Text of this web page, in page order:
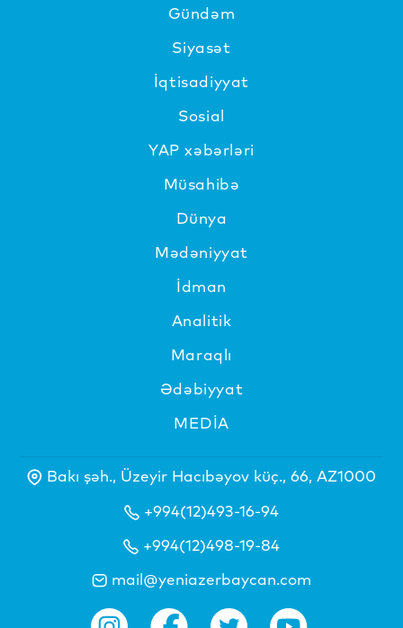
Gündəm
Siyasət
İqtisadiyyat
Sosial
YAP xəbərləri
Müsahibə
Dünya
Mədəniyyat
İdman
Analitik
Maraqlı
Ədəbiyyat
MEDİA
Bakı şəh., Üzeyir Hacıbəyov küç., 66, AZ1000
+994(12)493-16-94
+994(12)498-19-84
mail@yeniazerbaycan.com